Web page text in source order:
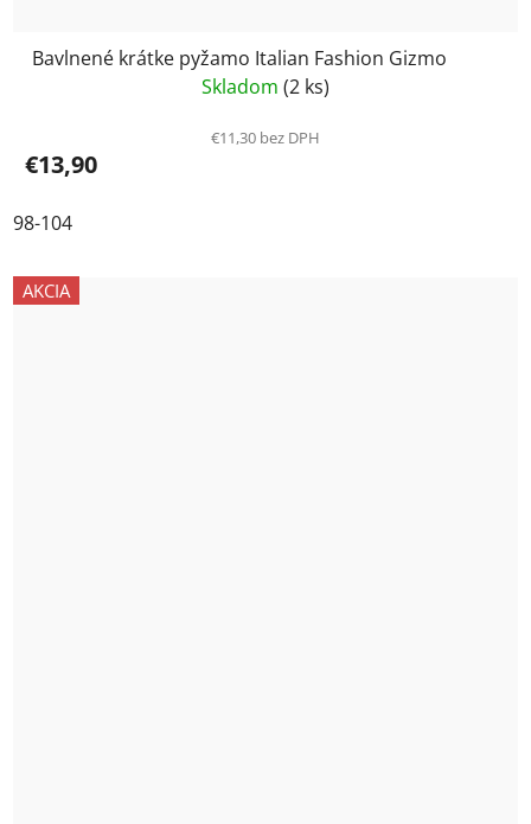
Bavlnené krátke pyžamo Italian Fashion Gizmo
Skladom (2 ks)
€11,30 bez DPH
€13,90
98-104
AKCIA